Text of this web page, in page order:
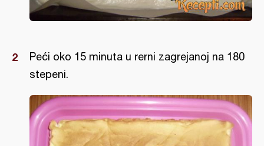
Peći oko 15 minuta u rerni zagrejanoj na 180
stepeni.